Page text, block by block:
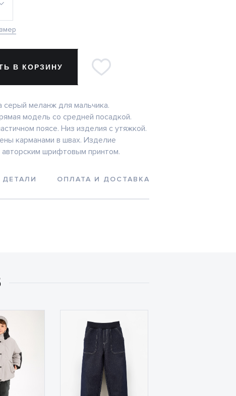
В КОРЗИНУ
серый меланж для мальчика.
модель со средней посадкой.
поясе. Низ изделия с утяжкой.
карманами в швах. Изделие
шрифтовым принтом.
ДЕТАЛИ ОПЛАТА И ДОСТАВКА